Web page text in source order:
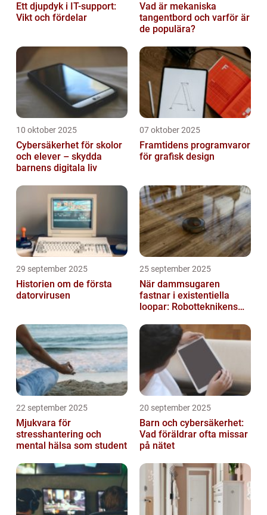
Ett djupdyk i IT-support:
Vikt och fördelar
Vad är mekaniska
tangentbord och varför är
de populära?
10 oktober 2025
Cybersäkerhet för skolor
och elever – skydda
barnens digitala liv
07 oktober 2025
Framtidens programvaror
för grafisk design
29 september 2025
Historien om de första
datorvirusen
25 september 2025
När dammsugaren
fastnar i existentiella
loopar: Robotteknikens
22 september 2025
Mjukvara för
stresshantering och
mental hälsa som student
20 september 2025
Barn och cybersäkerhet:
Vad föräldrar ofta missar
på nätet